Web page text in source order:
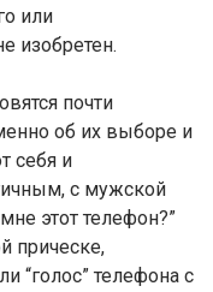
или
изобретен.
почти
об их выборе и
себя и
с мужской
этот телефон?”
прическе,
“голос” телефона с